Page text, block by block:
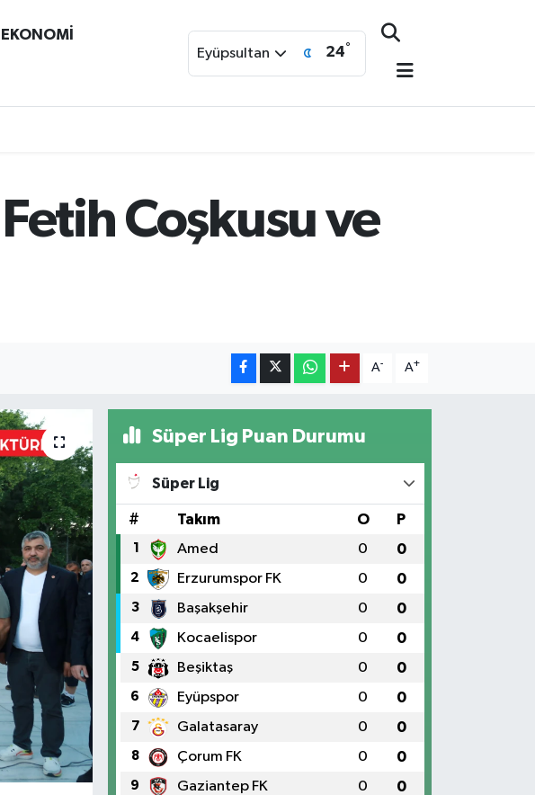
EKONOMİ
Eyüpsultan 24°
Coşkusu ve
A- A+
Süper Lig Puan Durumu
Süper Lig
# Takım O P
1 Amed 0 0
2 Erzurumspor FK 0 0
3 Başakşehir 0 0
4 Kocaelispor 0 0
5 Beşiktaş 0 0
6 Eyüpspor 0 0
7 Galatasaray 0 0
8 Çorum FK 0 0
9 Gaziantep FK 0 0